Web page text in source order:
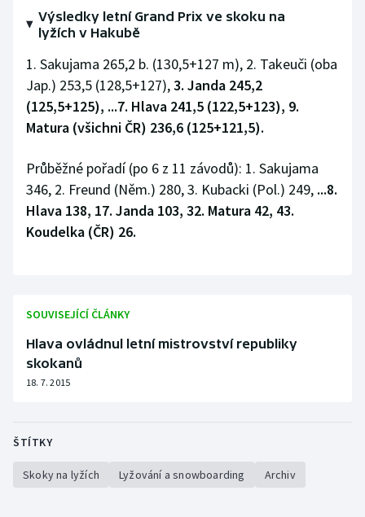
Parasport
Plavání
Plážový volejbal
Rychlobruslení
Rychlostní kanoistika
Triatlon
Vodní slalom
Výsledky letní Grand Prix ve skoku na
lyžích v Hakubě
1. Sakujama 265,2 b. (130,5+127 m), 2. Takeuči (oba
Jap.) 253,5 (128,5+127),3. Janda 245,2
(125,5+125), ...7. Hlava 241,5 (122,5+123), 9.
Matura (všichni ČR) 236,6 (125+121,5).
Průběžné pořadí (po 6 z 11 závodů): 1. Sakujama
346, 2. Freund (Něm.) 280, 3. Kubacki (Pol.) 249, ...8.
Hlava 138, 17. Janda 103, 32. Matura 42, 43.
Koudelka (ČR) 26.
SOUVISEJÍCÍ ČLÁNKY
Hlava ovládnul letní mistrovství republiky
skokanů
18. 7. 2015
ŠTÍTKY
Skoky na lyžích Lyžování a snowboarding Archiv